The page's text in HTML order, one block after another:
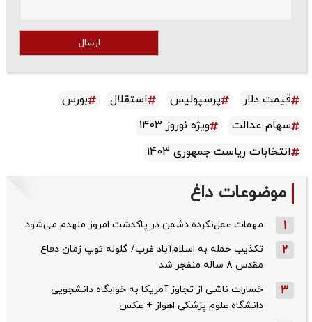
ارسال
قیمت دلار پرسپولیس استقلال
بورس
سهام عدالت
ویژه نوروز 1403
انتخابات ریاست جمهوری 1403
موضوعات داغ
1 مهمات عمل‌نکرده دشمن در پاکدشت امروز منهدم می‌شود
2
تکذیب حمله به اسلام‌آباد غرب/ گلوله توپ زمان دفاع
مقدس ۸ ساله منفجر شد
3
خسارات ناشی از تجاوز آمریکا به خوابگاه دانشجویی
دانشگاه علوم پزشکی اهواز + عکس